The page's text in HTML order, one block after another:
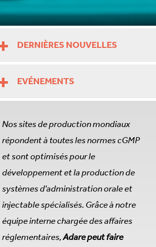
DERNIÈRES NOUVELLES
EVÉNEMENTS
Nos sites de production mondiaux
répondent à toutes les normes cGMP
et sont optimisés pour le
développement et la production de
systèmes d'administration orale et
injectable spécialisés. Grâce à notre
équipe interne chargée des affaires
réglementaires,Adare peut faire